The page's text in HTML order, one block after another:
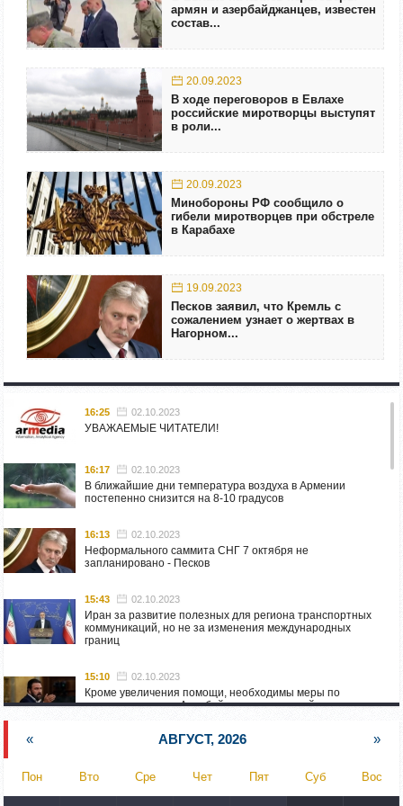
армян и азербайджанцев, известен
состав...
20.09.2023
В ходе переговоров в Евлахе
российские миротворцы выступят
в роли...
20.09.2023
Минобороны РФ сообщило о
гибели миротворцев при обстреле
в Карабахе
19.09.2023
Песков заявил, что Кремль с
сожалением узнает о жертвах в
Нагорном...
16:25 02.10.2023
УВАЖАЕМЫЕ ЧИТАТЕЛИ!
16:17 02.10.2023
В ближайшие дни температура воздуха в Армении
постепенно снизится на 8-10 градусов
16:13 02.10.2023
Неформального саммита СНГ 7 октября не
запланировано - Песков
15:43 02.10.2023
Иран за развитие полезных для региона транспортных
коммуникаций, но не за изменения международных
границ
15:10 02.10.2023
Кроме увеличения помощи, необходимы меры по
пресечению угроз Азербайджана: испанский депутат
Азербайджан обстреляли автомобиль ВС Армении,
перевозивший продовольствие
« АВГУСТ, 2026 »
Пон Вто Сре Чет Пят Суб Вос